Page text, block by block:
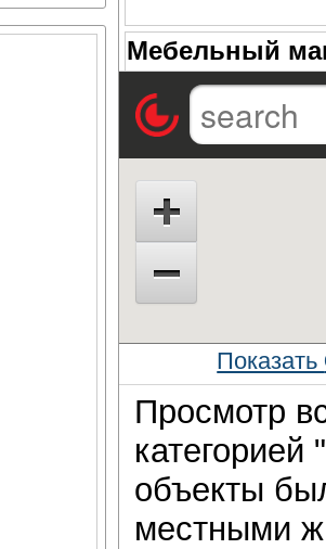
Мебельный
Показать
Просмотр
объекты
местными